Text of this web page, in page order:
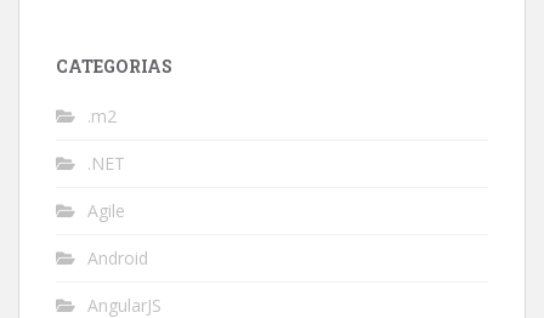
CATEGORIAS
.m2
.NET
Agile
Android
AngularJS